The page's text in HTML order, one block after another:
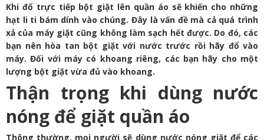
Khi đổ trực tiếp bột giặt lên quần áo sẽ khiến cho những
hạt li ti bám dính vào chúng. Đây là vấn đề mà cả quá trình
xả của máy giặt cũng không làm sạch hết được. Do đó, các
bạn nên hòa tan bột giặt với nước trước rồi hãy đổ vào
máy. Đối với máy có khoang riêng, các bạn hãy cho một
lượng bột giặt vừa đủ vào khoang.
Thận trọng khi dùng nước
nóng để giặt quần áo
Thông thường, mọi người sẽ dùng nước nóng giặt để các